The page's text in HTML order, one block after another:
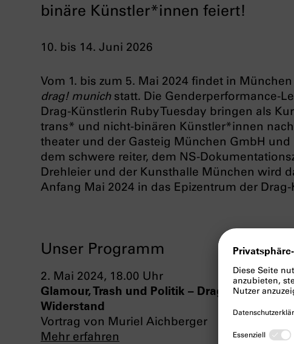
binäre Künstler*innen feiert!
10. bis 14. Juni 2026
Vom 1. bis zum 5. Mai 2024 findet in
drag! munichstatt. Die Genderperformance-
Drag-Künstlerin Ruby Tuesday bringen als
trans* und nicht-binären Künstler*innen
theater und der Gasteig München GmbH
dem schwere reiter, dem NS-
Drehleier und der Kunsthalle München wird
Anfang Mai 2024 in das Epizentrum der
Unser Programm
2. Mai 2024, 18.00 Uhr
Glamour, Trash und Politik – Drag und
Widerstand
Vortrag von Muriel Aichberger
Mehr erfahren